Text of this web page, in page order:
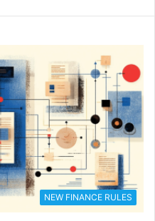
NEW FINANCE RULES